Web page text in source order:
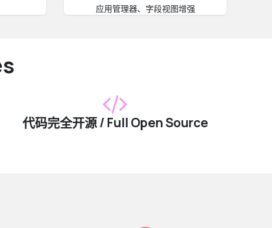
应用管理器、字段视图增强
代码完全开源 / Full Open Source